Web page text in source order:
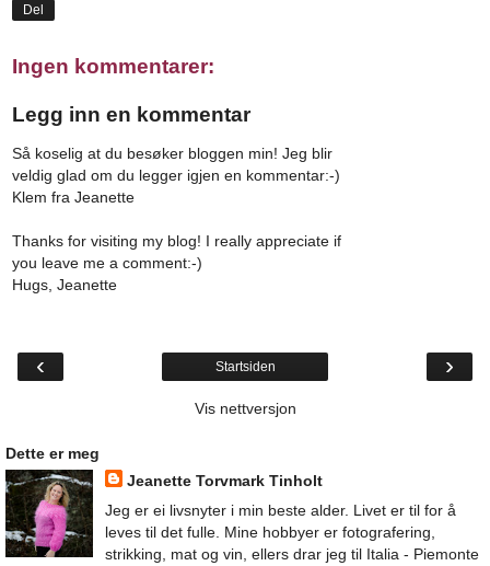
Del
Ingen kommentarer:
Legg inn en kommentar
Så koselig at du besøker bloggen min! Jeg blir
veldig glad om du legger igjen en kommentar:-)
Klem fra Jeanette
Thanks for visiting my blog! I really appreciate if
you leave me a comment:-)
Hugs, Jeanette
‹ ›
Startsiden
Vis nettversjon
Dette er meg
Jeanette Torvmark Tinholt
Jeg er ei livsnyter i min beste alder. Livet er til for å
leves til det fulle. Mine hobbyer er fotografering,
strikking, mat og vin, ellers drar jeg til Italia - Piemonte